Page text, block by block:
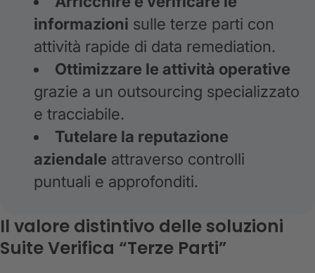
informazioni sulle terze parti con
attività rapide di data remediation.
Ottimizzare le attività operative
grazie a un outsourcing specializzato
e tracciabile.
Tutelar​e la reputazione
aziendale attraverso controlli
puntuali e approfonditi.
Il valore distintivo delle soluzioni
Suite Verifica “Terze Parti”